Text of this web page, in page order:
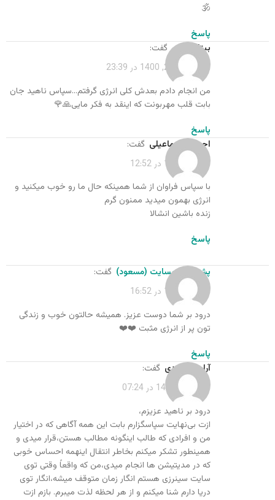
🕉
پاسخ
بیتا دهقان گفت:
اردیبهشت 20, 1400 در 23:39
من انجام دادم بعدش کلی انرژی گرفتم…سپاس ناهید جان
بابت قلب مهربونت که اینقد به فکر مایی🙏🌹
پاسخ
احسان اسماعیلی گفت:
دی 18, 1400 در 12:52
با سپاس فراوان از شما همینکه حال ما رو خوب میکنید و
انرژی بهمون میدید ممنون گرم
زنده باشین انشالا
پاسخ
پشتیبان وبسایت (مسعود) گفت:
دی 18, 1400 در 16:52
درود بر شما دوست عزیز. همیشه حالتون خوب و زندگی
تون پر از انرژی مثبت ❤️❤️
پاسخ
آرام محمودی گفت:
مرداد 17, 1402 در 07:24
درود بر ناهید عزیزم،
ازت بی‌نهایت سپاسگزارم بابت این همه آگاهی که در اختیار
من و افرادی که طالب اینگونه مطالب هستن،قرار میدی و
همینطور تشکر میکنم بخاطر انتقال اینهمه احساس خوبی
که در مدیتیشن ها انجام میدی،من که واقعاً وقتی توی
سایت سینرزی هستم انگار زمان متوقف میشه،انگار توی
دریا دارم شنا میکنم و از هر لحظه لذت میبرم. بازم ازت